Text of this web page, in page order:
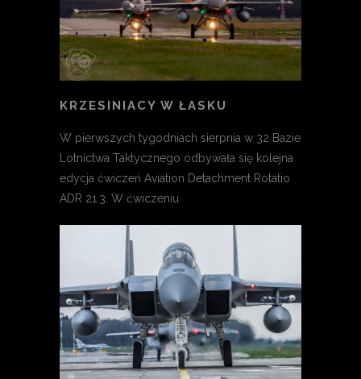
KRZESINIACY W ŁASKU
W pierwszych tygodniach sierpnia w 32 Bazie
Lotnictwa Taktycznego odbywała się kolejna
edycja ćwiczeń Aviation Detachment Rotatio
ADR 21.3. W ćwiczeniu